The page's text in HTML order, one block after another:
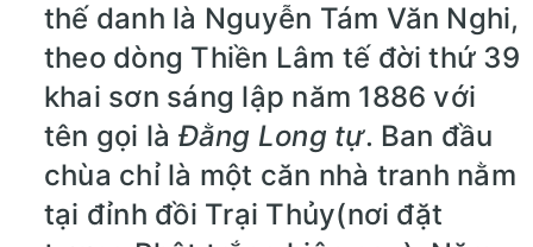
thế danh là Nguyễn Tám Văn Nghi,
theo dòng Thiền Lâm tế đời thứ 39
khai sơn sáng lập năm 1886 với
tên gọi là Đằng Long tự. Ban đầu
chùa chỉ là một căn nhà tranh nằm
tại đỉnh đồi Trại Thủy(nơi đặt